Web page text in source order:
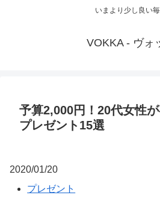
いまより少し良い
VOKKA - ヴォ
予算2,000円！20代女性
プレゼント15選
2020/01/20
プレゼント